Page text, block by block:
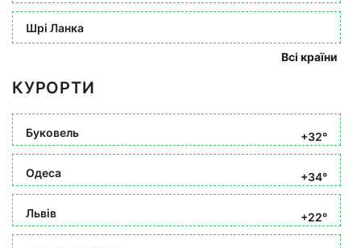
Шрі Ланка
Всі країни
КУРОРТИ
Буковель +32°
Одеса +34°
Львів +22°